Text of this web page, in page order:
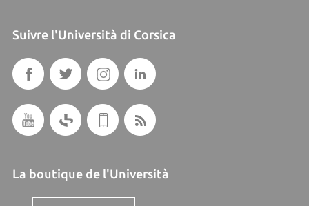
Suivre l'Università di Corsica
La boutique de l'Università